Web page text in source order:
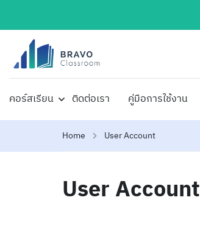
คอร์สเรียน ติดต่อเรา คู่มือการใช้งาน
Home User Account
User Account